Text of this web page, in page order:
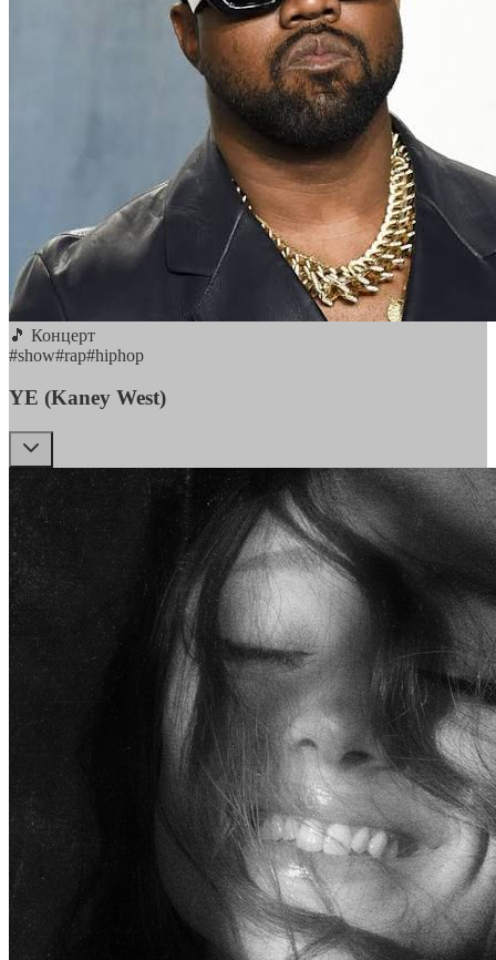
🎵 Концерт
#show#rap#hiphop
YE (Kaney West)